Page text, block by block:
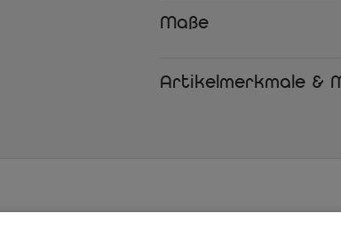
einem kurzen Schauer sehr
unschöne Kratzer auf dem
Ihre Vorteile
Maße
Artikelmerkmale &